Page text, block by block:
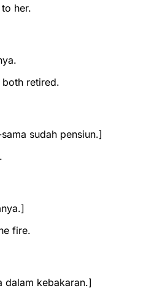
her.
both retired.
sudah pensiun.]
fire.
dalam kebakaran.]